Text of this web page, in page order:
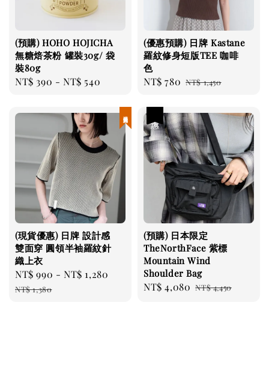
(預購) HOHO HOJICHA
無糖焙茶粉 罐裝30g/ 袋
裝80g
Regular
NT$ 390 -NT$ 540
(優惠預購) 日牌 Kastane
羅紋修身短版TEE 咖啡
色
Sale
NT$ 780 Regular
NT$ 1,450
(現貨優惠) 日牌 設計感
雙面穿 圓領半袖羅紋針
織上衣
Sale
price
NT$ 990 -NT$ 1,280
Regular
NT$ 1,380
(預購) 日本限定
TheNorthFace 紫標
Mountain Wind
Shoulder Bag
Sale
NT$ 4,080 Regular
NT$ 4,450